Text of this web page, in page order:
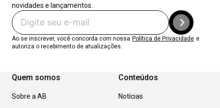
novidades e lançamentos.
Ao se inscrever, você concorda com nossa Política de Privacidade e
autoriza o recebimento de atualizações.
Quem somos
Sobre a AB
Conteúdos
Notícias